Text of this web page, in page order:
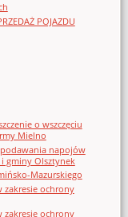
POJAZDU
o wszczęciu
Mielno
napojów
gminy Olsztynek
Mazurskiego
zakresie ochrony
zakresie ochrony